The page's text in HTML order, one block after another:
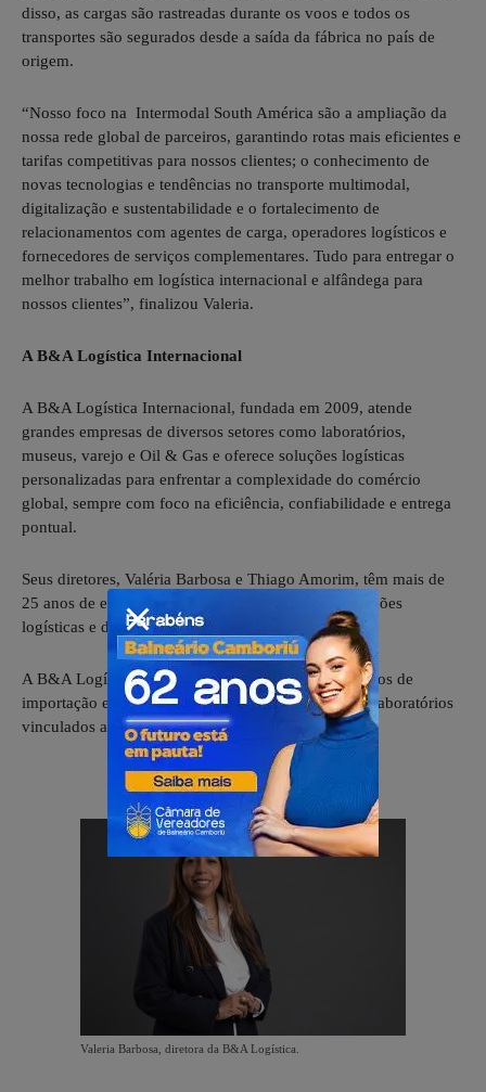
disso, as cargas são rastreadas durante os voos e todos os
transportes são segurados desde a saída da fábrica no país de
origem.
“Nosso foco na Intermodal South América são a ampliação da
nossa rede global de parceiros, garantindo rotas mais eficientes e
tarifas competitivas para nossos clientes; o conhecimento de
novas tecnologias e tendências no transporte multimodal,
digitalização e sustentabilidade e o fortalecimento de
relacionamentos com agentes de carga, operadores logísticos e
fornecedores de serviços complementares. Tudo para entregar o
melhor trabalho em logística internacional e alfândega para
nossos clientes”, finalizou Valeria.
A B&A Logística Internacional
A B&A Logística Internacional, fundada em 2009, atende
grandes empresas de diversos setores como laboratórios,
museus, varejo e Oil & Gas e oferece soluções logísticas
personalizadas para enfrentar a complexidade do comércio
global, sempre com foco na eficiência, confiabilidade e entrega
pontual.
Seus diretores, Valéria Barbosa e Thiago Amorim, têm mais de
25 anos de experiência em comércio exterior, operações
logísticas e desembaraço aduaneiro.
A B&A Logística é responsável por todos os processos de
importação e exportação do CBPF e os Institutos e Laboratórios
vinculados a ele.
Valeria Barbosa, diretora da B&A Logística.